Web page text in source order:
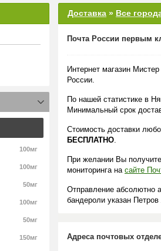
Доставка » Все
Почта России первым
Интернет магазин
России.
По нашей статистике в
Минимальный срок
Стоимость доставки
БЕСПЛАТНО.
При желании Вы
мониторинга на сайте
Отправление абсолютно
бандероли указан
Адреса почтовых
100мг
100мг
50мг
100мг
50мг
150мг